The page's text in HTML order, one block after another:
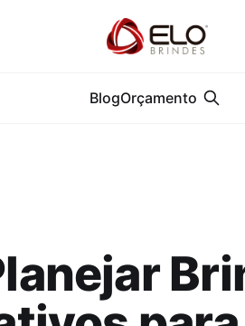
BlogOrçamento